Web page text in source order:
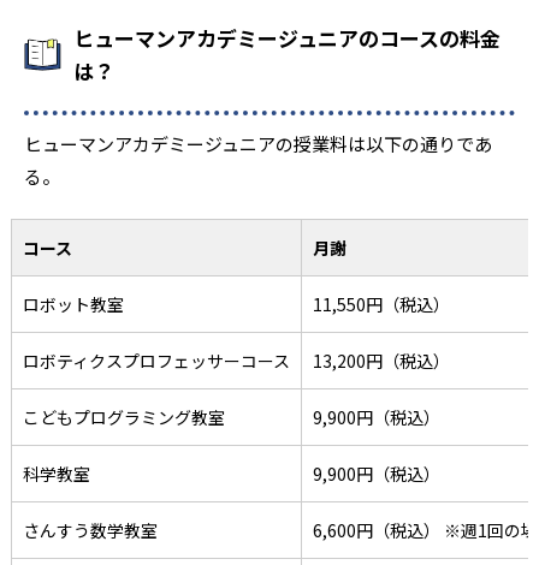
ヒューマンアカデミージュニアのコースの料金
は？
ヒューマンアカデミージュニアの授業料は以下の通りであ
る。
コース 月謝
ロボット教室 11,550円（税込）
ロボティクスプロフェッサーコース 13,200円（税込）
こどもプログラミング教室 9,900円（税込）
科学教室 9,900円（税込）
さんすう数学教室 6,600円（税込） ※週1回の